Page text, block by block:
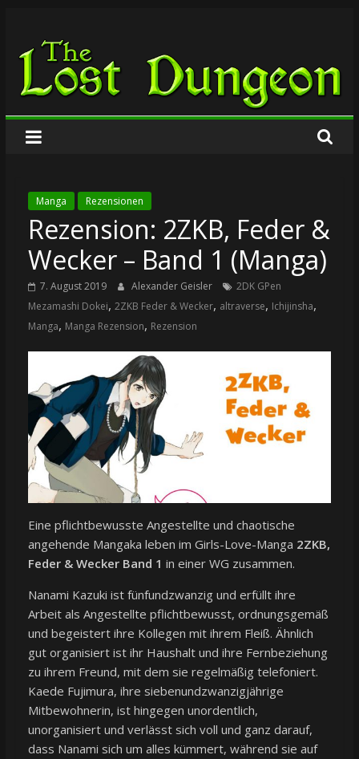
springen
The
Lost
Dungeon
Manga Rezensionen
Rezension: 2ZKB, Feder &
Wecker – Band 1 (Manga)
7. August 2019 Alexander Geisler
2DK GPen
Mezamashi Dokei, 2ZKB Feder & Wecker, altraverse, Ichijinsha,
Manga, Manga Rezension, Rezension
Eine pflichtbewusste Angestellte und chaotische
angehende Mangaka leben im Girls-Love-Manga 2ZKB,
Feder & Wecker Band 1 in einer WG zusammen.
Nanami Kazuki ist fünfundzwanzig und erfüllt ihre
Arbeit als Angestellte pflichtbewusst, ordnungsgemäß
und begeistert ihre Kollegen mit ihrem Fleiß. Ähnlich
gut organisiert ist ihr Haushalt und ihre Fernbeziehung
zu ihrem Freund, mit dem sie regelmäßig telefoniert.
Kaede Fujimura, ihre siebenundzwanzigjährige
Mitbewohnerin, ist hingegen unordentlich,
unorganisiert und verlässt sich voll und ganz darauf,
dass Nanami sich um alles kümmert, während sie auf